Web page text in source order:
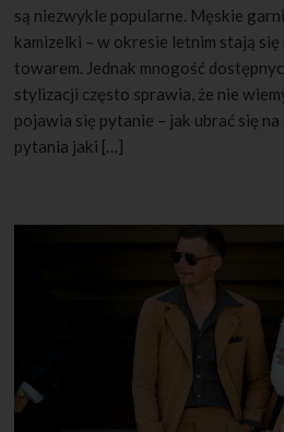
są niezwykle popularne. Męskie
kamizelki – w okresie letnim stają się
towarem. Jednak mnogość
stylizacji często sprawia, że nie
pojawia się pytanie – jak ubrać się
pytania jaki […]